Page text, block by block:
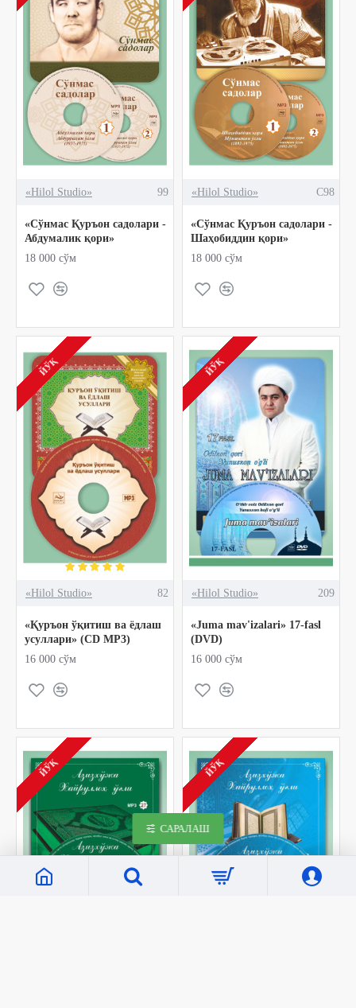
«Hilol Studio» 99
«Сўнмас Қуръон садолари -
Абдумалик қори»
18 000 сўм
«Hilol Studio» C98
«Сўнмас Қуръон садолари -
Шаҳобиддин қори»
18 000 сўм
ЙЎҚ
«Hilol Studio» 82
«Қуръон ўқитиш ва ёдлаш
усуллари» (CD MP3)
16 000 сўм
ЙЎҚ
«Hilol Studio» 209
«Juma mav'izalari» 17-fasl
(DVD)
16 000 сўм
ЙЎҚ ЙЎҚ
САРАЛАШ